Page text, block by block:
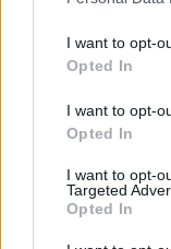
I want to opt-
Opted In
I want to opt-
Opted In
I want to opt-
Targeted
Opted In
Wczoraj 15:58
Reklama